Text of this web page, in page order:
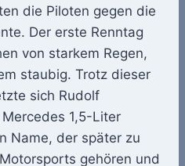
die Piloten gegen die
Der erste Renntag
von starkem Regen,
staubig. Trotz dieser
sich Rudolf
1,5-Liter
Name, der später zu
gehören und